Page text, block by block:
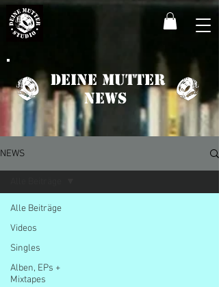
Deine Mutter
News
NEWS
Alle Beiträge
Videos
Singles
Alben, EPs +
Mixtapes